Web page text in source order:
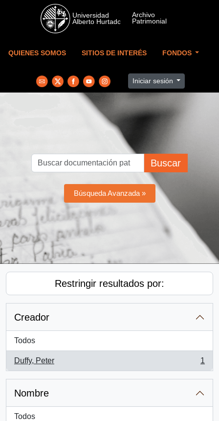
Skip to main content
QUIENES SOMOS SITIOS DE INTERÉS FONDOS
Iniciar sesión
Buscar
Búsqueda Avanzada »
Restringir resultados por:
Creador
Todos
Duffy, Peter
, 1 resultados
1
Nombre
Todos